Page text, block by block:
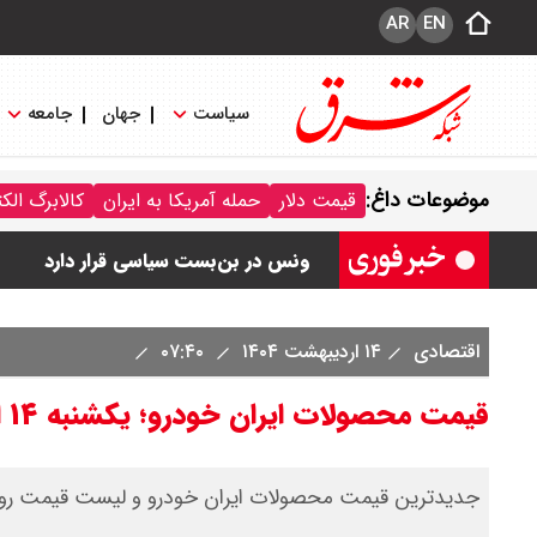
EN
AR
سیاست جهان جامعه
موضوعات داغ: قیمت دلار حمله آمریکا به ایران کالابرگ
رهبر انقلاب با مسعود پزشکیان
امیر جهانشاهی: پای نظامی
ونس در بن‌بست سیاسی قرار دارد
حمله انصارالله یمن به بندر «المخا»
اقتصادی ۱۴ اردیبهشت ۱۴۰۴
قیمت محصولات ایران خودرو؛ یکشنبه ۱۴ اردیبهشت ۱۴۰۴+ جدول